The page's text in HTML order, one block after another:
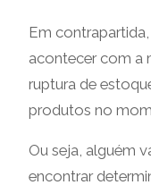
Em
acontecer com a
ruptura de
produtos no
Ou seja, alguém
encontrar